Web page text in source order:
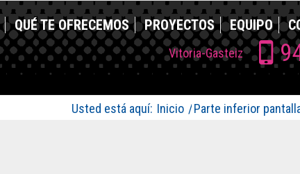
QUÉ TE OFRECEMOS PROYECTOS EQUIPO
Vitoria-Gasteiz
Usted está aquí: Inicio /Parte inferior